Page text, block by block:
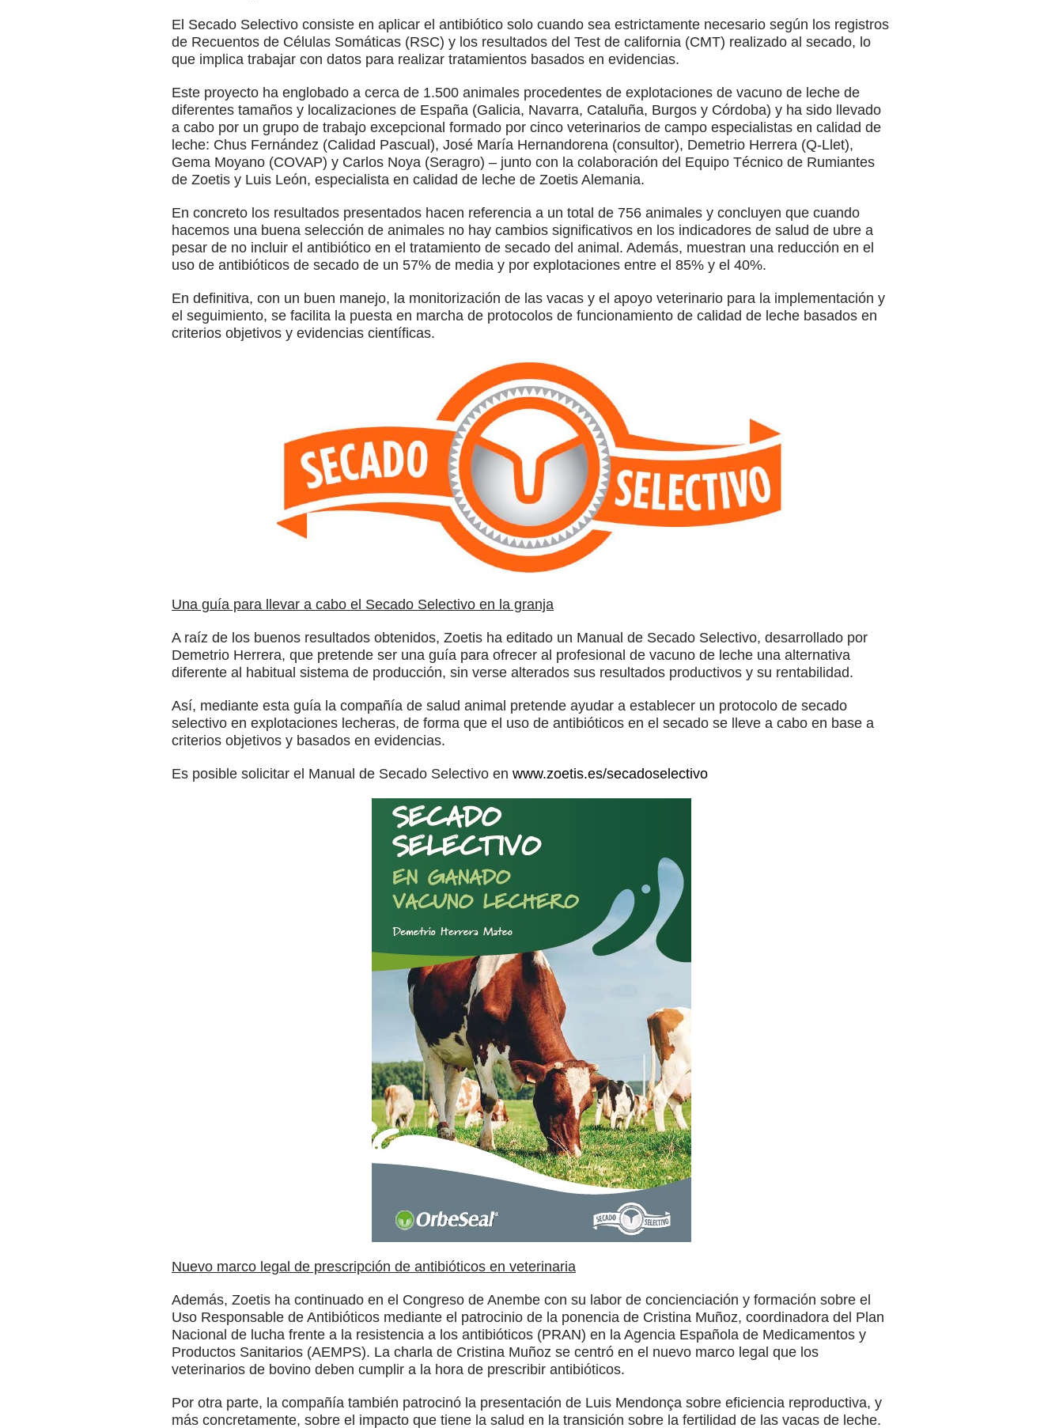
El Secado Selectivo consiste en aplicar el antibiótico solo cuando sea estrictamente necesario según los registros
de Recuentos de Células Somáticas (RSC) y los resultados del Test de california (CMT) realizado al secado, lo
que implica trabajar con datos para realizar tratamientos basados en evidencias.
Este proyecto ha englobado a cerca de 1.500 animales procedentes de explotaciones de vacuno de leche de
diferentes tamaños y localizaciones de España (Galicia, Navarra, Cataluña, Burgos y Córdoba) y ha sido llevado
a cabo por un grupo de trabajo excepcional formado por cinco veterinarios de campo especialistas en calidad de
leche: Chus Fernández (Calidad Pascual), José María Hernandorena (consultor), Demetrio Herrera (Q-Llet),
Gema Moyano (COVAP) y Carlos Noya (Seragro) – junto con la colaboración del Equipo Técnico de Rumiantes
de Zoetis y Luis León, especialista en calidad de leche de Zoetis Alemania.
En concreto los resultados presentados hacen referencia a un total de 756 animales y concluyen que cuando
hacemos una buena selección de animales no hay cambios significativos en los indicadores de salud de ubre a
pesar de no incluir el antibiótico en el tratamiento de secado del animal. Además, muestran una reducción en el
uso de antibióticos de secado de un 57% de media y por explotaciones entre el 85% y el 40%.
En definitiva, con un buen manejo, la monitorización de las vacas y el apoyo veterinario para la implementación y
el seguimiento, se facilita la puesta en marcha de protocolos de funcionamiento de calidad de leche basados en
criterios objetivos y evidencias científicas.
Una guía para llevar a cabo el Secado Selectivo en la granja
A raíz de los buenos resultados obtenidos, Zoetis ha editado un Manual de Secado Selectivo, desarrollado por
Demetrio Herrera, que pretende ser una guía para ofrecer al profesional de vacuno de leche una alternativa
diferente al habitual sistema de producción, sin verse alterados sus resultados productivos y su rentabilidad.
Así, mediante esta guía la compañía de salud animal pretende ayudar a establecer un protocolo de secado
selectivo en explotaciones lecheras, de forma que el uso de antibióticos en el secado se lleve a cabo en base a
criterios objetivos y basados en evidencias.
Es posible solicitar el Manual de Secado Selectivo en www.zoetis.es/secadoselectivo
Nuevo marco legal de prescripción de antibióticos en veterinaria
Además, Zoetis ha continuado en el Congreso de Anembe con su labor de concienciación y formación sobre el
Uso Responsable de Antibióticos mediante el patrocinio de la ponencia de Cristina Muñoz, coordinadora del Plan
Nacional de lucha frente a la resistencia a los antibióticos (PRAN) en la Agencia Española de Medicamentos y
Productos Sanitarios (AEMPS). La charla de Cristina Muñoz se centró en el nuevo marco legal que los
veterinarios de bovino deben cumplir a la hora de prescribir antibióticos.
Por otra parte, la compañía también patrocinó la presentación de Luis Mendonça sobre eficiencia reproductiva, y
más concretamente, sobre el impacto que tiene la salud en la transición sobre la fertilidad de las vacas de leche.